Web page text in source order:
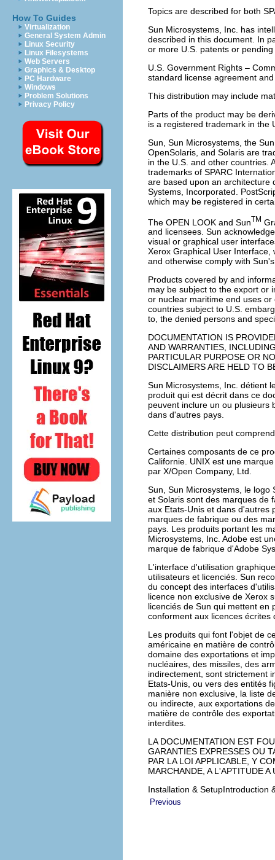
How To Guides
Virtualization
General System Admin
Linux Security
Linux Filesystems
Web Servers
Graphics & Desktop
PC Hardware
Windows
Problem Solutions
Privacy Policy
Topics are described for both
Sun Microsystems, Inc. has
described in this document. In
or more U.S. patents or
U.S. Government Rights –
standard license agreement
This distribution may include
Parts of the product may be
is a registered trademark in the
Sun, Sun Microsystems, the
OpenSolaris, and Solaris are
in the U.S. and other countries.
trademarks of SPARC
are based upon an architecture
Systems, Incorporated.
which may be registered in
The OPEN LOOK and SunTM
and licensees. Sun
visual or graphical user
Xerox Graphical User Interface,
and otherwise comply with
Products covered by and
may be subject to the export or
or nuclear maritime end uses
countries subject to U.S.
to, the denied persons and
DOCUMENTATION IS
AND WARRANTIES,
PARTICULAR PURPOSE OR
DISCLAIMERS ARE HELD TO
Sun Microsystems, Inc. détient
produit qui est décrit dans ce
peuvent inclure un ou plusieurs
dans d'autres pays.
Cette distribution peut
Certaines composants de ce
Californie. UNIX est une
par X/Open Company, Ltd.
Sun, Sun Microsystems, le logo
et Solaris sont des marques de
aux Etats-Unis et dans d'autres
marques de fabrique ou des
pays. Les produits portant les
Microsystems, Inc. Adobe est
marque de fabrique d'Adobe
L'interface d'utilisation
utilisateurs et licenciés. Sun
du concept des interfaces
licence non exclusive de Xerox
licenciés de Sun qui mettent en
conforment aux licences écrites
Les produits qui font l'objet de
américaine en matière de
domaine des exportations et
nucléaires, des missiles, des
indirectement, sont strictement
Etats-Unis, ou vers des entités
manière non exclusive, la liste
ou indirecte, aux exportations
matière de contrôle des
interdites.
LA DOCUMENTATION EST
GARANTIES EXPRESSES OU
PAR LA LOI APPLICABLE, Y
MARCHANDE, A L'APTITUDE
Installation & SetupIntroduction
Previous